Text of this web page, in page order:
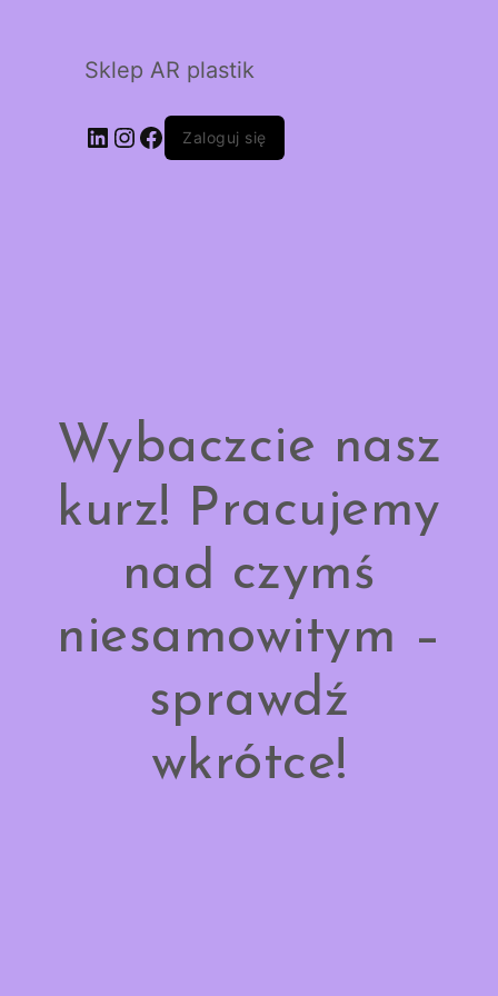
Sklep AR plastik
LinkedIn
Instagram
Facebook
Zaloguj się
Wybaczcie nasz
kurz! Pracujemy
nad czymś
niesamowitym –
sprawdź
wkrótce!